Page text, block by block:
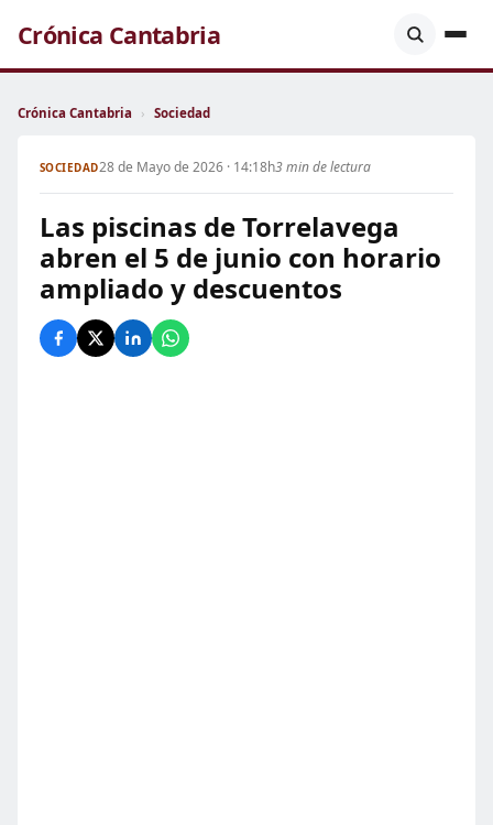
Crónica Cantabria
Crónica Cantabria › Sociedad
SOCIEDAD28 de Mayo de 2026 · 14:18h3 min de lectura
Las piscinas de Torrelavega
abren el 5 de junio con horario
ampliado y descuentos